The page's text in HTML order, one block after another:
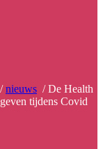
/nieuws /De Health
tijdens Covid